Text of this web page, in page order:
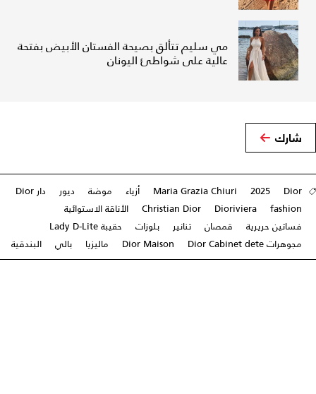
مي سليم تتألق بصيحة الفستان الأبيض بفتحة
عالية على شواطئ اليونان
شارك
Dior
2025
Maria Grazia Chiuri أزياء موضة ديور
دار Dior
fashion
Dioriviera
Christian Dior
الأناقة الاستوائية
فساتين حريرية
قمصان تنانير بلوزات
حقيبة Lady D-Lite
مجوهرات Dior Cabinet dete
Dior Maison ماليزيا بالي البندقية